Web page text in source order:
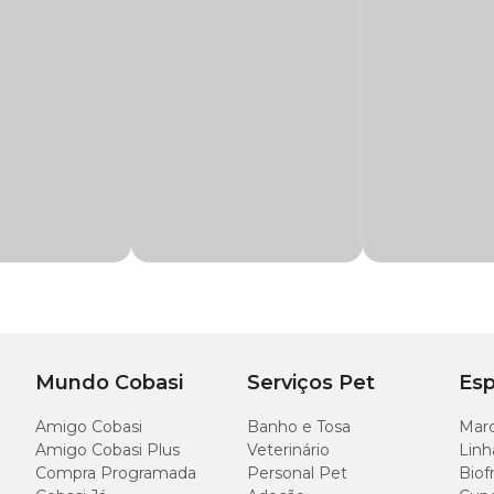
recomendação do Médico Veterinário. Idealmente, administrar 1 hora
Hidrolisado de Fígado de Suínos, Fressura de Suínos, Quirera de
Tocoferol, Ácido Cítrico, Nitrito de Sódio, Ácido Pirolenhoso, Açúcar de cana-
Mundo Cobasi
Amigo Cobasi
Amigo Cobasi Plus
Compra Programada
Serviços Pet
Banho e Tosa
Veterinário
Personal Pet